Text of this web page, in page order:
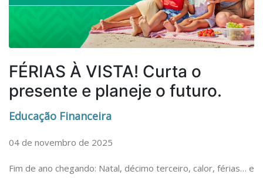
FÉRIAS À VISTA! Curta o
presente e planeje o futuro.
Educação Financeira
04 de novembro de 2025
Fim de ano chegando: Natal, décimo terceiro, calor, férias… e